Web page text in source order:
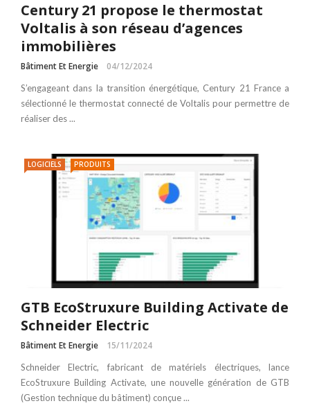
Century 21 propose le thermostat
Voltalis à son réseau d’agences
immobilières
Bâtiment Et Energie 04/12/2024
S’engageant dans la transition énergétique, Century 21 France a
sélectionné le thermostat connecté de Voltalis pour permettre de
réaliser des ...
LOGICIELS PRODUITS
GTB EcoStruxure Building Activate de
Schneider Electric
Bâtiment Et Energie 15/11/2024
Schneider Electric, fabricant de matériels électriques, lance
EcoStruxure Building Activate, une nouvelle génération de GTB
(Gestion technique du bâtiment) conçue ...